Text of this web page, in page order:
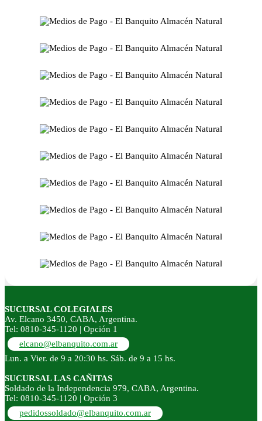
SUCURSAL COLEGIALES
Av. Elcano 3450, CABA, Argentina.
Tel: 0810-345-1120 | Opción 1
elcano@elbanquito.com.ar
Lun. a Vier. de 9 a 20:30 hs. Sáb. de 9 a 15 hs.
SUCURSAL LAS CAÑITAS
Soldado de la Independencia 979, CABA, Argentina.
Tel: 0810-345-1120 | Opción 3
pedidossoldado@elbanquito.com.ar